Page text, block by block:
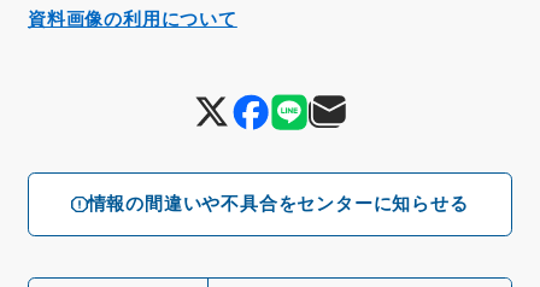
情報の間違いや不具合をセンターに知らせる
資料画像の利用について